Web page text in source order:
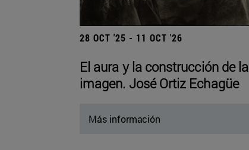
28 OCT '25 - 11 OCT '26
El aura y la construcción de la
imagen. José Ortiz Echagüe
Más información